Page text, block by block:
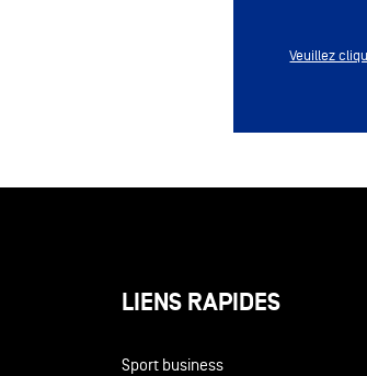
Veuillez
LIENS RAPIDES
Sport business